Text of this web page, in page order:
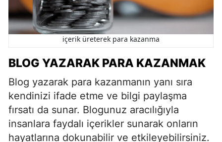
içerik üreterek para kazanma
BLOG YAZARAK PARA KAZANMAK
Blog yazarak para kazanmanın yanı sıra
kendinizi ifade etme ve bilgi paylaşma
fırsatı da sunar. Blogunuz aracılığıyla
insanlara faydalı içerikler sunarak onların
hayatlarına dokunabilir ve etkileyebilirsiniz.